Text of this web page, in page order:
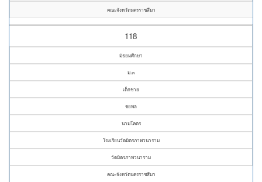
คณะจังหวัดนครราชสีมา
118
มัธยมศึกษา
ม.๓
เด็กชาย
ชยพล
นามโคตร
โรงเรียนวัดมิตรภาพวนาราม
วัดมิตรภาพวนาราม
คณะจังหวัดนครราชสีมา